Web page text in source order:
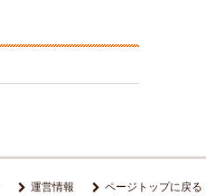
運営情報 ページトップに戻る